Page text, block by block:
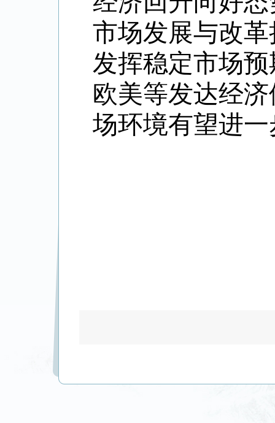
市场发展与改
发挥稳定市场
欧美等发达经
场环境有望进